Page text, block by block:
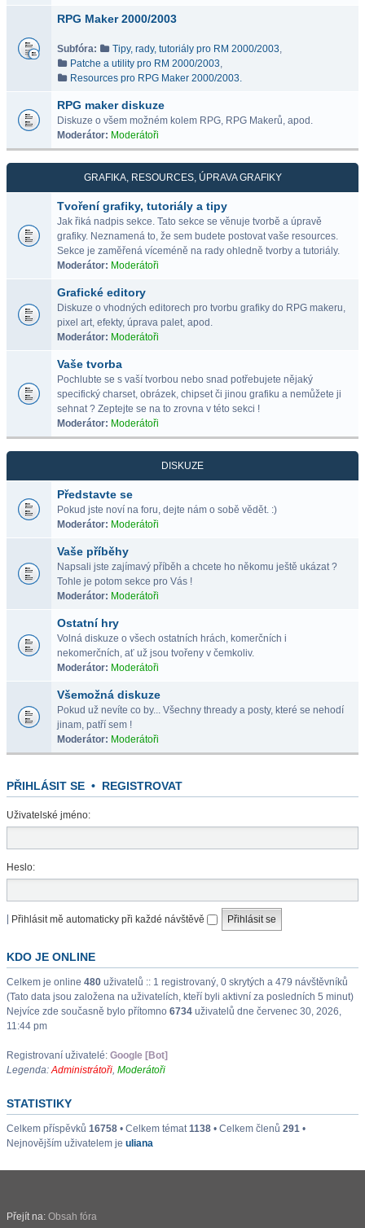
RPG Maker 2000/2003
Subfóra: Tipy, rady, tutoriály pro RM 2000/2003,
Patche a utility pro RM 2000/2003,
Resources pro RPG Maker 2000/2003.
RPG maker diskuze
Diskuze o všem možném kolem RPG, RPG Makerů, apod.
Moderátor: Moderátoři
GRAFIKA, RESOURCES, ÚPRAVA GRAFIKY
Tvoření grafiky, tutoriály a tipy
Jak řiká nadpis sekce. Tato sekce se věnuje tvorbě a úpravě
grafiky. Neznamená to, že sem budete postovat vaše resources.
Sekce je zaměřená víceméně na rady ohledně tvorby a tutoriály.
Moderátor: Moderátoři
Grafické editory
Diskuze o vhodných editorech pro tvorbu grafiky do RPG makeru,
pixel art, efekty, úprava palet, apod.
Moderátor: Moderátoři
Vaše tvorba
Pochlubte se s vaší tvorbou nebo snad potřebujete nějaký
specifický charset, obrázek, chipset či jinou grafiku a nemůžete ji
sehnat ? Zeptejte se na to zrovna v této sekci !
Moderátor: Moderátoři
DISKUZE
Představte se
Pokud jste noví na foru, dejte nám o sobě vědět. :)
Moderátor: Moderátoři
Vaše příběhy
Napsali jste zajímavý příběh a chcete ho někomu ještě ukázat ?
Tohle je potom sekce pro Vás !
Moderátor: Moderátoři
Ostatní hry
Volná diskuze o všech ostatních hrách, komerčních i
nekomerčních, ať už jsou tvořeny v čemkoliv.
Moderátor: Moderátoři
Všemožná diskuze
Pokud už nevíte co by... Všechny thready a posty, které se nehodí
jinam, patří sem !
Moderátor: Moderátoři
PŘIHLÁSIT SE • REGISTROVAT
Uživatelské jméno:
Heslo:
Přihlásit mě automaticky při každé návštěvě
KDO JE ONLINE
Celkem je online 480 uživatelů :: 1 registrovaný, 0 skrytých a 479 návštěvníků
(Tato data jsou založena na uživatelích, kteří byli aktivní za posledních 5 minut)
Nejvíce zde současně bylo přítomno 6734 uživatelů dne červenec 30, 2026,
11:44 pm
Registrovaní uživatelé: Google [Bot]
Legenda:Administrátoři, Moderátoři
STATISTIKY
Celkem příspěvků 16758 • Celkem témat1138 • Celkem členů 291 •
Nejnovějším uživatelem je uliana
Přejít na: Obsah fóra